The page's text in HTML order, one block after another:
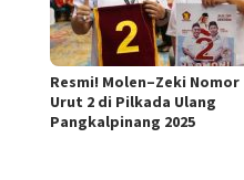
Resmi! Molen–Zeki Nomor
Urut 2 di Pilkada Ulang
Pangkalpinang 2025